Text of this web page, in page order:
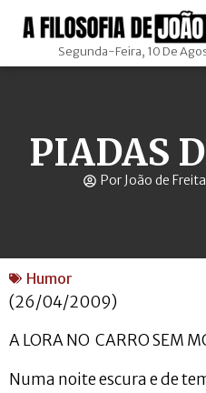
Segunda-Feira, 10 De
PIADAS
Por João de
Humor
(26/04/2009)
A LORA NO CARRO SEM
Numa noite escura e de